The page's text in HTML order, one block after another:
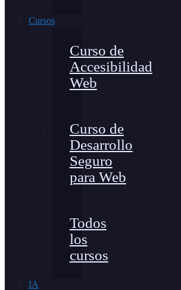
Cursos
Curso de
Accesibilidad
Web
Curso de
Desarrollo
Seguro
para Web
Todos
los
cursos
IA